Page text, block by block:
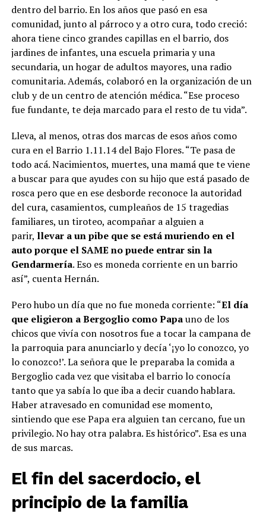
dentro del barrio. En los años que pasó en esa
comunidad, junto al párroco y a otro cura, todo creció:
ahora tiene cinco grandes capillas en el barrio, dos
jardines de infantes, una escuela primaria y una
secundaria, un hogar de adultos mayores, una radio
comunitaria. Además, colaboró en la organización de un
club y de un centro de atención médica. “Ese proceso
fue fundante, te deja marcado para el resto de tu vida”.
Lleva, al menos, otras dos marcas de esos años como
cura en el Barrio 1.11.14 del Bajo Flores. “Te pasa de
todo acá. Nacimientos, muertes, una mamá que te viene
a buscar para que ayudes con su hijo que está pasado de
rosca pero que en ese desborde reconoce la autoridad
del cura, casamientos, cumpleaños de 15 tragedias
familiares, un tiroteo, acompañar a alguien a
parir, llevar a un pibe que se está muriendo en el
auto porque el SAME no puede entrar sin la
Gendarmería. Eso es moneda corriente en un barrio
así”, cuenta Hernán.
Pero hubo un día que no fue moneda corriente: “El día
que eligieron a Bergoglio como Papauno de los
chicos que vivía con nosotros fue a tocar la campana de
la parroquia para anunciarlo y decía ‘¡yo lo conozco, yo
lo conozco!’. La señora que le preparaba la comida a
Bergoglio cada vez que visitaba el barrio lo conocía
tanto que ya sabía lo que iba a decir cuando hablara.
Haber atravesado en comunidad ese momento,
sintiendo que ese Papa era alguien tan cercano, fue un
privilegio. No hay otra palabra. Es histórico”. Esa es una
de sus marcas.
El fin del sacerdocio, el
principio de la familia